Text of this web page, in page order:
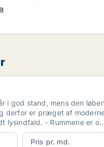
i god stand, mens den
derfor er præget af
elementer samt et godt lysindfald. - Rummene er
Pris pr. md.